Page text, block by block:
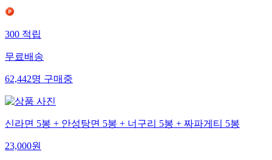
300적립
무료배송
62,442명구매중
신라면 5봉 + 안성탕면 5봉 + 너구리 5봉 + 짜파게티 5봉
23,000원